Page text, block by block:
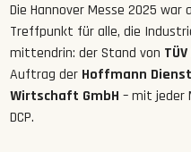
Die Hannover Messe 2025 war
Treffpunkt für alle, die
mittendrin: der Stand von TÜV
Auftrag der Hoffmann
Wirtschaft GmbH – mit jeder
DCP.